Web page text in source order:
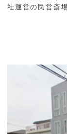
社運営の民営斎